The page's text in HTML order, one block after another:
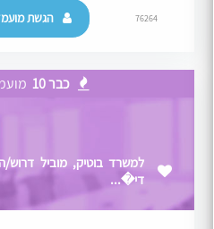
76264 הגשת
כבר 10
למשרד בוטיק, מוביל
די�...